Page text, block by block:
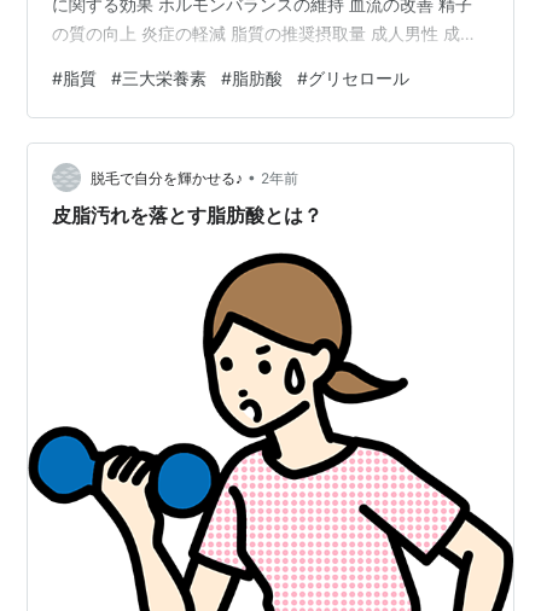
に関する効果 ホルモンバランスの維持 血流の改善 精子
の質の向上 炎症の軽減 脂質の推奨摂取量 成人男性 成人
リメント 飲み合わせのいい栄養素・サプリメント 飲み合
わせの悪い栄養素・サプリメント 脂質を過剰摂取した場
合の副作用 まとめ 脂質とは？ 脂質は、炭水化物、タン
パク質と並ぶ三大栄養素の一つで、エネルギー源として
重要な役割を果たします。 脂質は体内で脂肪酸とグリセ
#脂質 #三大栄養素 #脂肪酸 #グリセロール
脱毛で自分を輝かせる♪ • 2年前
皮脂汚れを落とす脂肪酸とは？